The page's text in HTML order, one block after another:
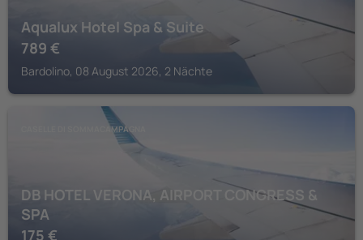
Aqualux Hotel Spa & Suite
789 €
Bardolino, 08 August 2026, 2 Nächte
CASELLE DI SOMMACAMPAGNA
DB HOTEL VERONA, AIRPORT CONGRESS &
SPA
175 €